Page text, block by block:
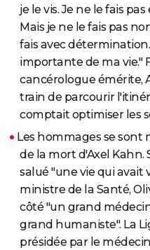
je le vis. Je ne le fais
Mais je ne le fais pas
fais avec
importante de ma vie."
cancérologue émérite,
train de parcourir
comptait optimiser les
Les hommages se
de la mort d'Axel Kahn.
salué "une vie qui avait
ministre de la Santé,
côté "un grand
grand humaniste". La
présidée par le